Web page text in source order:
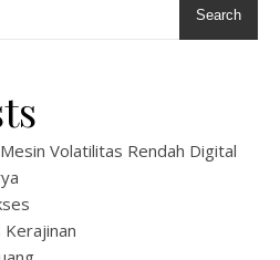
Search
Volatilitas Rendah Digital